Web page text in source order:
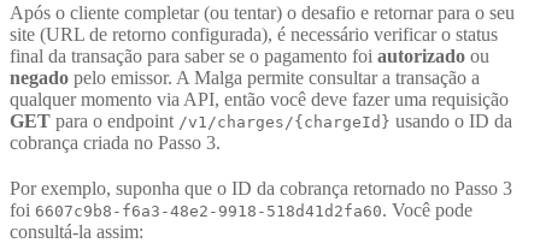
Após o cliente completar (ou tentar) o desafio e retornar para o seu
site (URL de retorno configurada), é necessário verificar o status
final da transação para saber se o pagamento foi autorizado ou
negado pelo emissor. A Malga permite consultar a transação a
qualquer momento via API, então você deve fazer uma requisição
GET para o endpoint /v1/charges/{chargeId} usando o ID da
cobrança criada no Passo 3.
Por exemplo, suponha que o ID da cobrança retornado no Passo 3
foi 6607c9b8-f6a3-48e2-9918-518d41d2fa60. Você pode
consultá-la assim: